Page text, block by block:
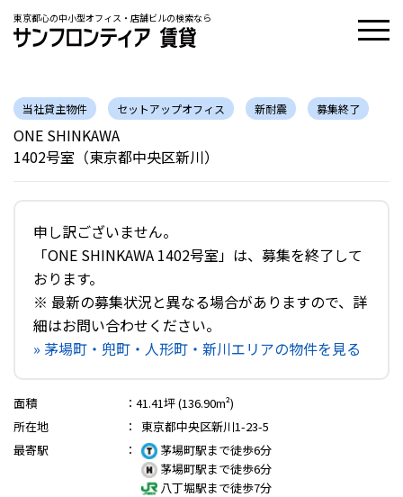
東京都心の中小型オフィス・店舗ビルの検索なら
当社貸主物件 セットアップオフィス 新耐震 募集終了
ONE SHINKAWA
1402号室（東京都中央区新川）
申し訳ございません。
「ONE SHINKAWA 1402号室」は、募集を終了して
おります。
※ 最新の募集状況と異なる場合がありますので、詳
細はお問い合わせください。
» 茅場町・兜町・人形町・新川エリアの物件を見る
面積 ： 41.41坪 (136.90m²)
所在地
：
東京都中央区新川1-23-5
最寄駅
：
茅場町駅まで徒歩6分
茅場町駅まで徒歩6分
八丁堀駅まで徒歩7分